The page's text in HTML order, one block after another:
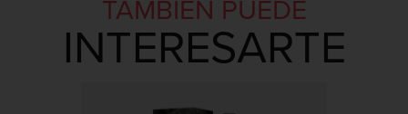
TAMBIÉN PUEDE
INTERESARTE